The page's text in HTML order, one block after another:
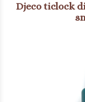
Djeco ticlock